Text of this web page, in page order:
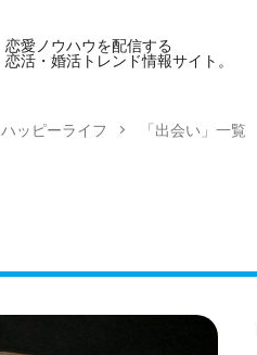
恋愛ノウハウを配信する
恋活・婚活トレンド情報サイト。
ハッピーライフ 「出会い」一覧